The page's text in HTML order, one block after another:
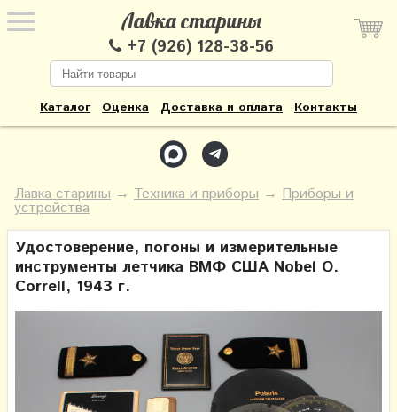
Лавка старины
+7 (926) 128-38-56
Каталог Оценка Доставка и оплата Контакты
Лавка старины → Техника и приборы → Приборы и
устройства
​Удостоверение, погоны и измерительные
инструменты летчика ВМФ США Nobel О.
Correll, 1943 г.